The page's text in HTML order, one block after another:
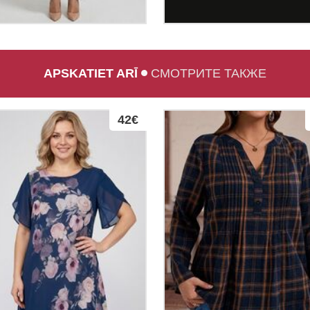
APSKATIET ARĪ СМОТРИТЕ ТАКЖЕ
42€